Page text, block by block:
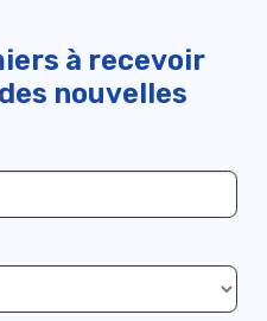
à recevoir
nouvelles